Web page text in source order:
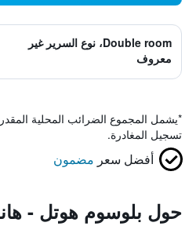
Double room، نوع السرير غير
معروف
*يشمل المجموع الضرائب المحلية
تسجيل المغادرة.
أفضل سعر مضمون
حول بلوسوم هوتل -